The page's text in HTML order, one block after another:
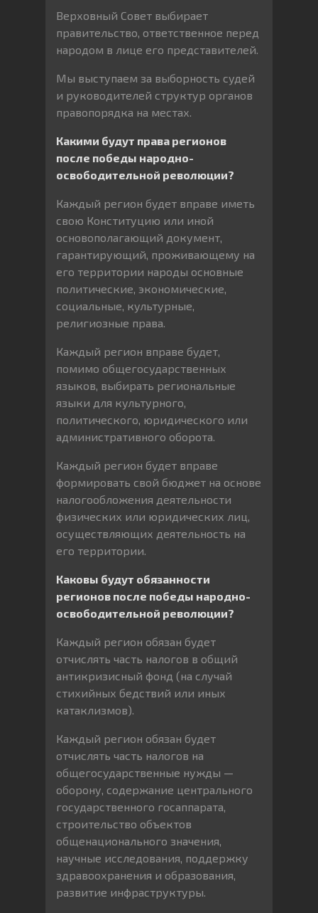
Верховный Совет выбирает
правительство, ответственное перед
народом в лице его представителей.
Мы выступаем за выборность судей
и руководителей структур органов
правопорядка на местах.
Какими будут права регионов
после победы народно-
освободительной революции?
Каждый регион будет вправе иметь
свою Конституцию или иной
основополагающий документ,
гарантирующий, проживающему на
его территории народы основные
политические, экономические,
социальные, культурные,
религиозные права.
Каждый регион вправе будет,
помимо общегосударственных
языков, выбирать региональные
языки для культурного,
политического, юридического или
административного оборота.
Каждый регион будет вправе
формировать свой бюджет на основе
налогообложения деятельности
физических или юридических лиц,
осуществляющих деятельность на
его территории.
Каковы будут обязанности
регионов после победы народно-
освободительной революции?
Каждый регион обязан будет
отчислять часть налогов в общий
антикризисный фонд (на случай
стихийных бедствий или иных
катаклизмов).
Каждый регион обязан будет
отчислять часть налогов на
общегосударственные нужды —
оборону, содержание центрального
государственного госаппарата,
строительство объектов
общенационального значения,
научные исследования, поддержку
здравоохранения и образования,
развитие инфраструктуры.